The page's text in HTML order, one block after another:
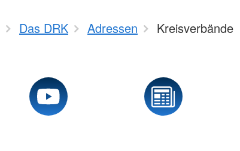
Das DRK Adressen Kreisverbände